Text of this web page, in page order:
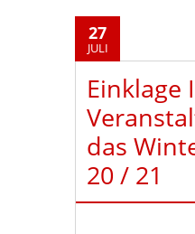
27
JULI
Einklage
das
20 / 21